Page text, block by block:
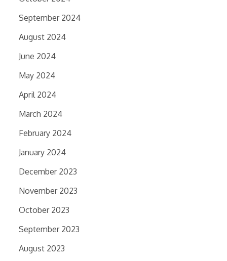
September 2024
August 2024
June 2024
May 2024
April 2024
March 2024
February 2024
January 2024
December 2023
November 2023
October 2023
September 2023
August 2023